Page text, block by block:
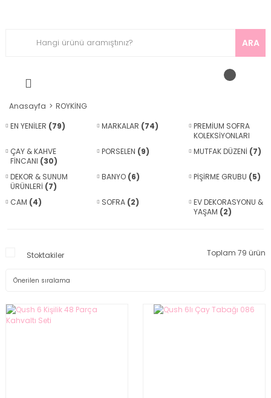
ARA
Anasayfa
ROYKİNG
EN YENİLER (79) MARKALAR (74)
PREMİUM SOFRA
KOLEKSİYONLARI
ÇAY & KAHVE
FİNCANI (30)
PORSELEN (9) MUTFAK DÜZENİ (7)
DEKOR & SUNUM
ÜRÜNLERİ (7)
BANYO (6) PİŞİRME GRUBU (5)
CAM (4) SOFRA (2)
EV DEKORASYONU &
YAŞAM (2)
Stoktakiler Toplam 79 ürün